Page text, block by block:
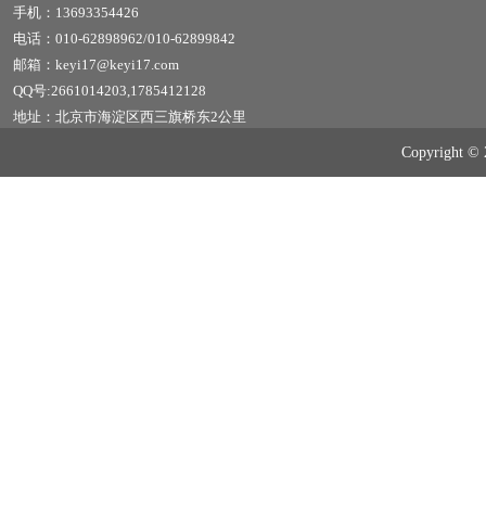
手机：13693354426
电话：010-62898962/010-62899842
邮箱：keyi17@keyi17.com
QQ号:2661014203,1785412128
地址：北京市海淀区西三旗桥东2公里
Copyright ©